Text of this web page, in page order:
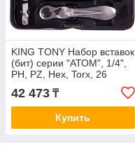
KING TONY Набор вставок
(бит) серии "АТОМ", 1/4",
PH, PZ, Hex, Torx, 26
1026CQ-AM
42 473 ₸
Купить